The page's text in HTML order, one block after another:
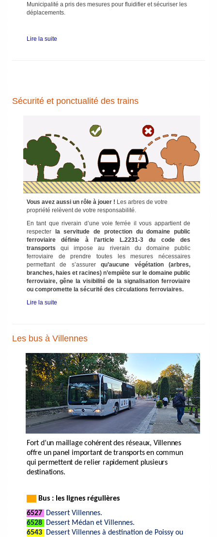
Municipalité a pris des mesures pour fluidifier et sécuriser les
déplacements.
Lire la suite
Sécurité et ponctualité des trains
Vous avez aussi un rôle à jouer ! Les arbres de votre
propriété relèvent de votre responsabilité.
En tant que riverain d’une voie ferrée il vous appartient de
respecter
la servitude de protection du domaine public
ferroviaire définie à l’article L.2231-3 du code des
transportsqui impose au riverain du domaine public
ferroviaire de prendre toutes les mesures nécessaires
permettant de s’assurerqu’aucune végétation (arbres,
branches, haies et racines) n’empiète sur le domaine public
ferroviaire, gêne la visibilité de la signalisation ferroviaire
ou compromette la sécurité des circulations ferroviaires.
Lire la suite
Les bus à Villennes
Fort d’un maillage cohérent des réseaux, Villennes
offre un panel important de transports en commun
qui permettent de relier rapidement plusieurs
destinations.
Bus : les lignes régulières
6527
Dessert Villennes.
6528
Dessert Médan et Villennes.
6543
Dessert Villennes à destination de Poissy ou